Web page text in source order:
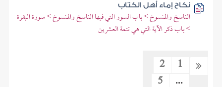
نكاح إماء أهل الكتاب
الناسخ والمنسوخ > باب السور التي فيها الناسخ والمنسوخ > سورة البقرة
> باب ذكر الآية التي هي تتمة العشرين
1
2
...
5